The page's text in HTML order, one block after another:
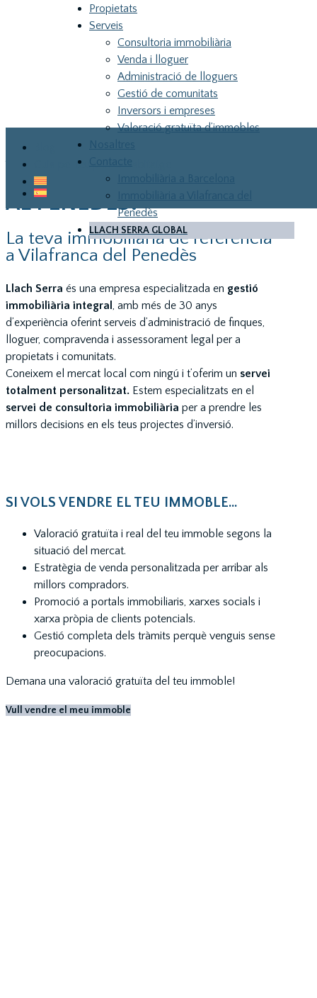
Guia pel teu primer habitatge
Propietats
Serveis
Consultoria immobiliària
Venda i lloguer
Administració de lloguers
Gestió de comunitats
Inversors i empreses
Valoració gratuïta d’immobles
Nosaltres
Contacte
Immobiliària a Barcelona
Immobiliària a Vilafranca del
Penedès
LLACH SERRA GLOBAL
VOLS VENDRE O
COMPRAR UN IMMOBLE
AL PENEDÈS?
La teva immobiliària de referència
a Vilafranca del Penedès
Llach Serra és una empresa especialitzada en gestió
immobiliària integral , amb més de 30 anys
d’experiència oferint serveis d’administració de finques,
lloguer, compravenda i assessorament legal per a
propietats i comunitats.
Coneixem el mercat local com ningú i t’oferim un servei
totalment personalitzat. Estem especialitzats en el
servei de consultoria immobiliària per a prendre les
millors decisions en els teus projectes d’inversió.
SI VOLS VENDRE EL TEU IMMOBLE...
Valoració gratuïta i real del teu immoble segons la
situació del mercat.
Estratègia de venda personalitzada per arribar als
millors compradors.
Promoció a portals immobiliaris, xarxes socials i
xarxa pròpia de clients potencials.
Gestió completa dels tràmits perquè venguis sense
preocupacions.
Demana una valoració gratuïta del teu immoble!
Vull vendre el meu immoble